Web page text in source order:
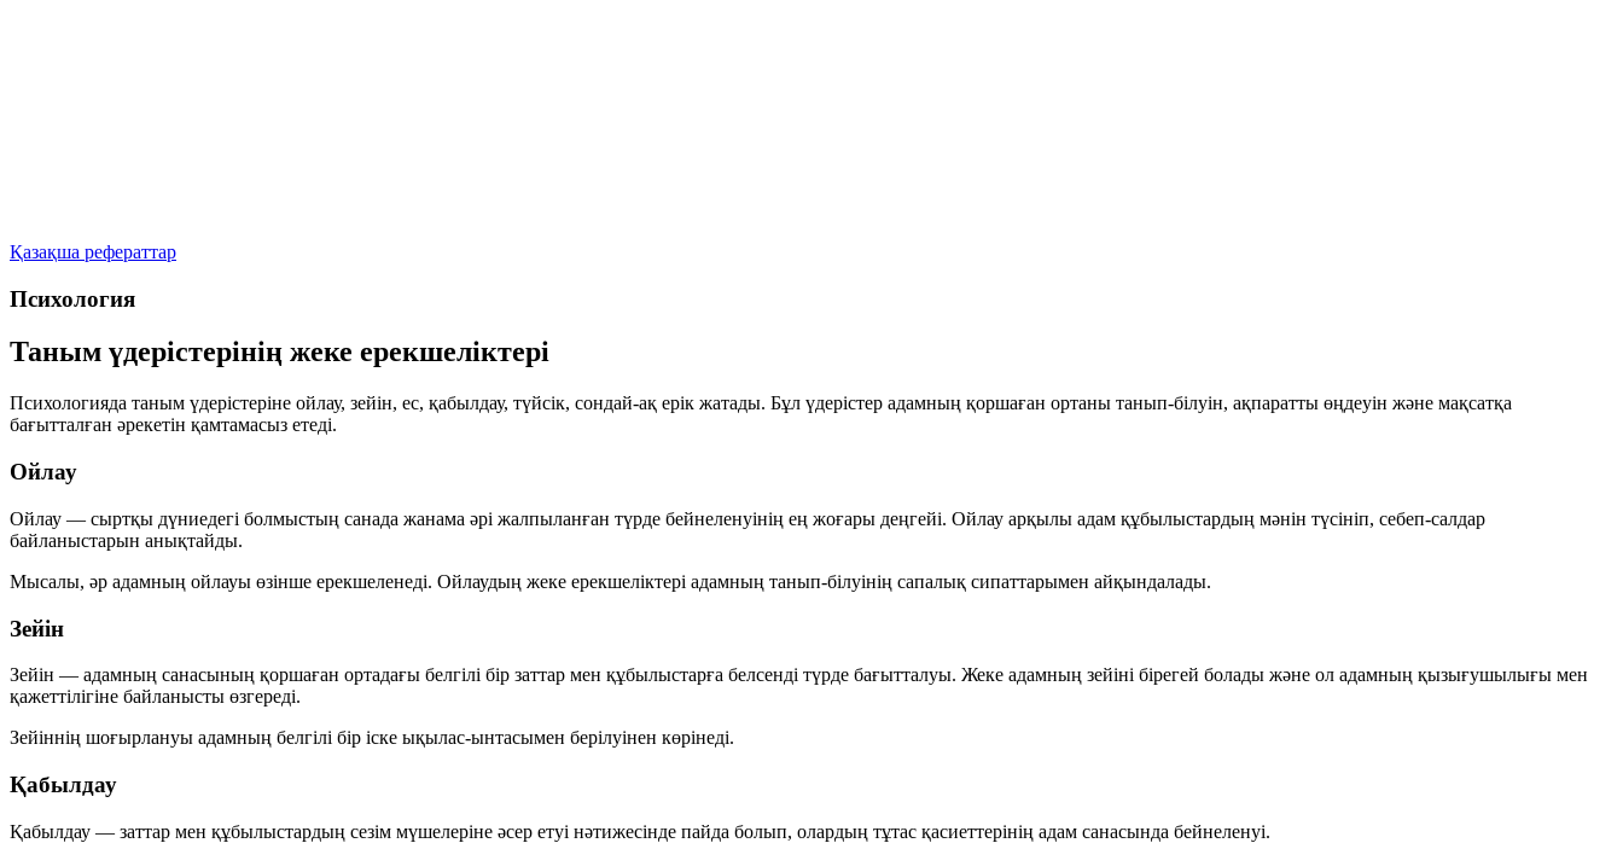
Қазақша рефераттар
Психология
Таным үдерістерінің жеке ерекшеліктері
Психологияда таным үдерістеріне ойлау, зейін, ес, қабылдау, түйсік, сондай-ақ ерік жатады. Бұл үдерістер адамның қоршаған ортаны танып-білуін, ақпаратты өңдеуін және мақсатқа
бағытталған әрекетін қамтамасыз етеді.
Ойлау
Ойлау — сыртқы дүниедегі болмыстың санада жанама әрі жалпыланған түрде бейнеленуінің ең жоғары деңгейі. Ойлау арқылы адам құбылыстардың мәнін түсініп, себеп-салдар
байланыстарын анықтайды.
Мысалы, әр адамның ойлауы өзінше ерекшеленеді. Ойлаудың жеке ерекшеліктері адамның танып-білуінің сапалық сипаттарымен айқындалады.
Зейін
Зейін — адамның санасының қоршаған ортадағы белгілі бір заттар мен құбылыстарға белсенді түрде бағытталуы. Жеке адамның зейіні бірегей болады және ол адамның қызығушылығы мен
қажеттілігіне байланысты өзгереді.
Зейіннің шоғырлануы адамның белгілі бір іске ықылас-ынтасымен берілуінен көрінеді.
Қабылдау
Қабылдау — заттар мен құбылыстардың сезім мүшелеріне әсер етуі нәтижесінде пайда болып, олардың тұтас қасиеттерінің адам санасында бейнеленуі.